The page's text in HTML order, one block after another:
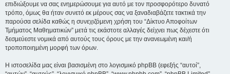
επιδιώξουμε να σας ενημερώσουμε για αυτό με τον προσφορότερο δυνατό
τρόπο, όμως θα ήταν συνετό εκ μέρους σας να ξαναδιαβάζετε τακτικά την
παρούσα σελίδα καθώς η συνεχιζόμενη χρήση του “Δίκτυο Αποφοίτων
Τμήματος Μαθηματικών” μετά τις εκάστοτε αλλαγές δείχνει πως δέχεστε ότι
δεσμεύεστε νομικά από αυτούς τους όρους με την ανανεωμένη και/ή
τροποποιημένη μορφή των όρων.
Η ιστοσελίδα μας είναι βασισμένη στο λογισμικό phpBB (εφεξής “αυτοί”,